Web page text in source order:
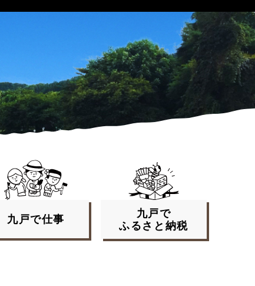
九戸で仕事
九戸で
ふるさと納税